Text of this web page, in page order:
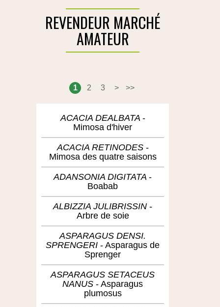
REVENDEUR MARCHÉ
AMATEUR
1 2 3 > >>
ACACIA DEALBATA
Mimosa d'hiver
ACACIA RETINODES
Mimosa des quatre saisons
ADANSONIA DIGITATA
Boabab
ALBIZZIA JULIBRISSIN
Arbre de soie
ASPARAGUS DENSI.
SPRENGERI
Asparagus de
Sprenger
ASPARAGUS SETACEUS
NANUS
Asparagus
plumosus